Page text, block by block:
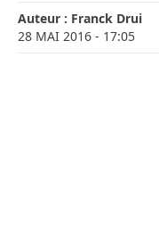
Auteur : Franck Drui
28 MAI 2016 - 17:05